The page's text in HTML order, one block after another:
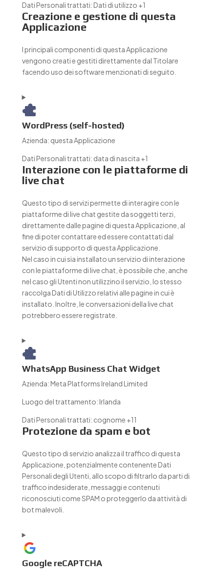
Dati Personali trattati:Dati di utilizzo +1
Creazione e gestione di questa
Applicazione
I principali componenti di questa Applicazione
vengono creati e gestiti direttamente dal Titolare
facendo uso dei software menzionati di seguito.
WordPress (self-hosted)
Azienda: questa Applicazione
Dati Personali trattati: data di nascita +1
Interazione con le piattaforme di
live chat
Questo tipo di servizi permette di interagire con le
piattaforme di live chat gestite da soggetti terzi,
direttamente dalle pagine di questa Applicazione, al
fine di poter contattare ed essere contattati dal
servizio di supporto di questa Applicazione.
Nel caso in cui sia installato un servizio di interazione
con le piattaforme di live chat, è possibile che, anche
nel caso gli Utenti non utilizzino il servizio, lo stesso
raccolga Dati di Utilizzo relativi alle pagine in cui è
installato. Inoltre, le conversazioni della live chat
potrebbero essere registrate.
WhatsApp Business Chat Widget
Azienda:Meta Platforms Ireland Limited
Luogo del trattamento:Irlanda
Dati Personali trattati: cognome +11
Protezione da spam e bot
Questo tipo di servizio analizza il traffico di questa
Applicazione, potenzialmente contenente Dati
Personali degli Utenti, allo scopo di filtrarlo da parti di
traffico indesiderate, messaggi e contenuti
riconosciuti come SPAM o proteggerlo da attività di
bot malevoli.
Google reCAPTCHA